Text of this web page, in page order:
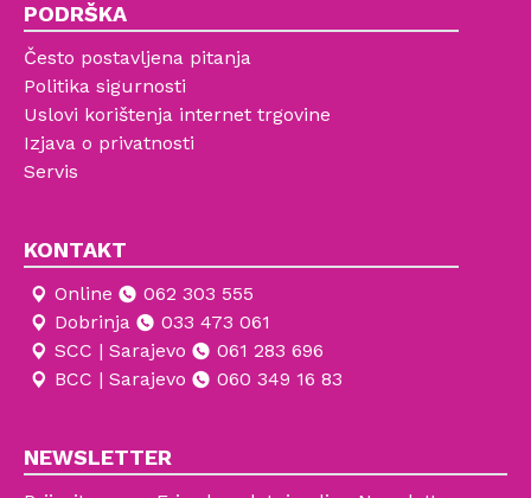
PODRŠKA
Često postavljena pitanja
Politika sigurnosti
Uslovi korištenja internet trgovine
Izjava o privatnosti
Servis
KONTAKT
Online
062 303 555
Dobrinja
033 473 061
SCC | Sarajevo
061 283 696
BCC | Sarajevo
060 349 16 83
NEWSLETTER